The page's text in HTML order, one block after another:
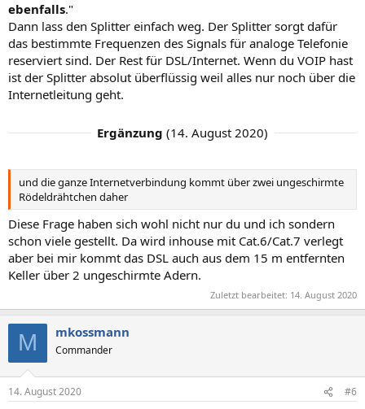
ebenfalls."
Dann lass den Splitter einfach weg. Der Splitter sorgt dafür
das bestimmte Frequenzen des Signals für analoge Telefonie
reserviert sind. Der Rest für DSL/Internet. Wenn du VOIP hast
ist der Splitter absolut überflüssig weil alles nur noch über die
Internetleitung geht.
Ergänzung (14. August 2020)
und die ganze Internetverbindung kommt über zwei ungeschirmte
Rödeldrähtchen daher
Diese Frage haben sich wohl nicht nur du und ich sondern
schon viele gestellt. Da wird inhouse mit Cat.6/Cat.7 verlegt
aber bei mir kommt das DSL auch aus dem 15 m entfernten
Keller über 2 ungeschirmte Adern.
Zuletzt bearbeitet: 14. August 2020
M mkossmann
Commander
14. August 2020 #6